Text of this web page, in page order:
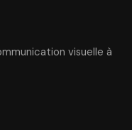
visuelle à